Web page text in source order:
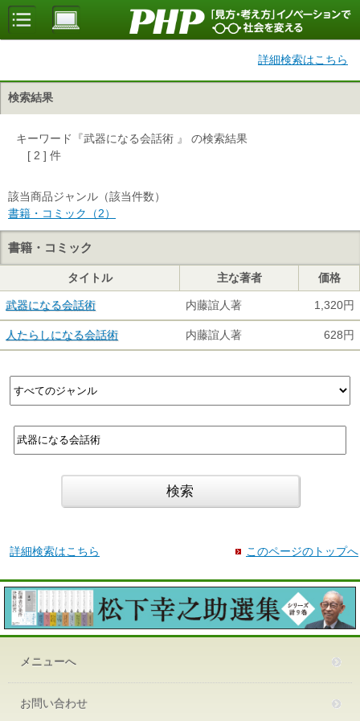
詳細検索はこちら
検索結果
キーワード『武器になる会話術 』 の検索結果
[ 2 ] 件
該当商品ジャンル（該当件数）
書籍・コミック（2）
書籍・コミック
タイトル 主な著者 価格
武器になる会話術 内藤誼人著 1,320円
人たらしになる会話術 内藤誼人著 628円
詳細検索はこちら このページのトップへ
メニューへ
お問い合わせ